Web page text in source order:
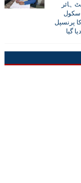
ہائر
سکول
پرنسپل
گیا